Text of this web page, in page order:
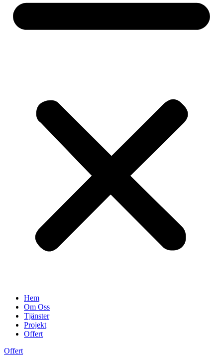
Hem
Om Oss
Tjänster
Projekt
Offert
Offert